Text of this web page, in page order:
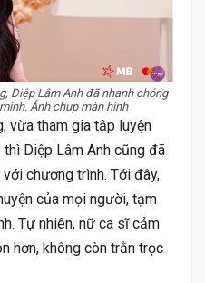
Diệp Lâm Anh đã nhanh chóng
Ảnh chụp màn hình
vừa tham gia tập luyện
Diệp Lâm Anh cũng đã
chương trình. Tới đây,
của mọi người, tạm
Tự nhiên, nữ ca sĩ cảm
hơn, không còn trằn trọc